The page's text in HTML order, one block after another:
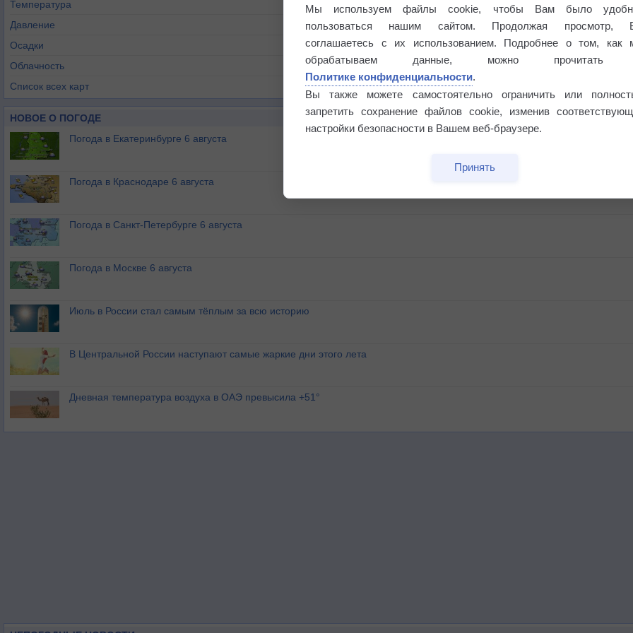
Температура
Давление
Осадки
Облачность
Список всех карт
НОВОЕ О ПОГОДЕ
Погода в Екатеринбурге 6 августа
Погода в Краснодаре 6 августа
Погода в Санкт-Петербурге 6 августа
Погода в Москве 6 августа
Июль в России стал самым тёплым за всю историю
В Центральной России наступают самые жаркие дни этого лета
Дневная температура воздуха в ОАЭ превысила +51°
Мы используем файлы cookie, чтобы Вам было
пользоваться нашим сайтом. Продолжая просмотр,
соглашаетесь с их использованием. Подробнее о том, как
обрабатываем данные, можно прочитать
Политике конфиденциальности.
Вы также можете самостоятельно ограничить или
запретить сохранение файлов cookie, изменив
настройки безопасности в Вашем веб-браузере.
Принять